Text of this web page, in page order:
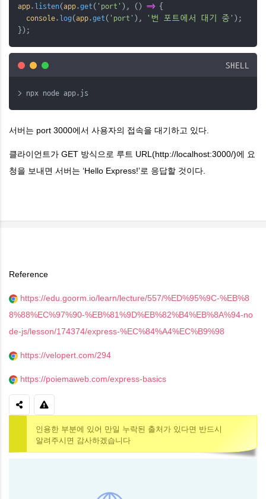
app. listen(app.get( 'port' ), () => {
console. log(app.get( 'port' ), '번 포트에서 대기 중' );
});
SHELL
> npx node app.js
서버는 port 3000에서 사용자의 접속을 대기하고 있다.
클라이언트가 GET 방식으로 루트 URL(http://localhost:3000/)에 요
청을 보내면 서버는 ‘Hello Express!’로 응답할 것이다.
Reference
https://edu.goorm.io/learn/lecture/557/%ED%95%9C-%EB%8
8%88%EC%97%90-%EB%81%9D%EB%82%B4%EB%8A%94-no
de-js/lesson/174374/express-%EC%84%A4%EC%B9%98
https://velopert.com/294
https://poiemaweb.com/express-basics
인용한 부분에 있어 만일 누락된 출처가 있다면 반드시
알려주시면 감사하겠습니다